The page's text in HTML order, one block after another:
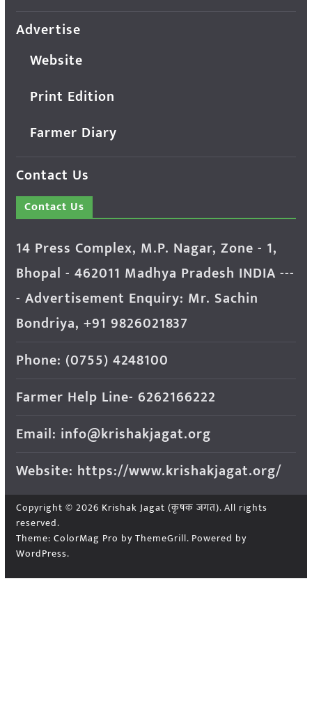
Advertise
Website
Print Edition
Farmer Diary
Contact Us
Contact Us
14 Press Complex, M.P. Nagar, Zone - 1,
Bhopal - 462011 Madhya Pradesh INDIA ---
- Advertisement Enquiry: Mr. Sachin
Bondriya, +91 9826021837
Phone: (0755) 4248100
Farmer Help Line- 6262166222
Email: info@krishakjagat.org
Website: https://www.krishakjagat.org/
Copyright © 2026 Krishak Jagat (कृषक जगत). All rights
reserved.
Theme: ColorMag Pro by ThemeGrill. Powered by
WordPress.